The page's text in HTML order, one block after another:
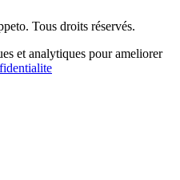
Tous droits réservés.
et analytiques pour ameliorer